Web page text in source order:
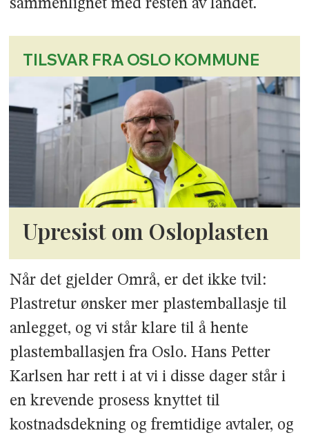
sammenlignet med resten av landet.
TILSVAR FRA OSLO KOMMUNE
Upresist om Osloplasten
Når det gjelder Områ, er det ikke tvil:
Plastretur ønsker mer plastemballasje til
anlegget, og vi står klare til å hente
plastemballasjen fra Oslo. Hans Petter
Karlsen har rett i at vi i disse dager står i
en krevende prosess knyttet til
kostnadsdekning og fremtidige avtaler, og